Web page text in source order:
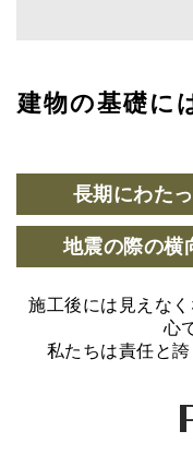
建物の基礎に
長期にわた
地震の際の横
施工後には見えな
心
私たちは責任と